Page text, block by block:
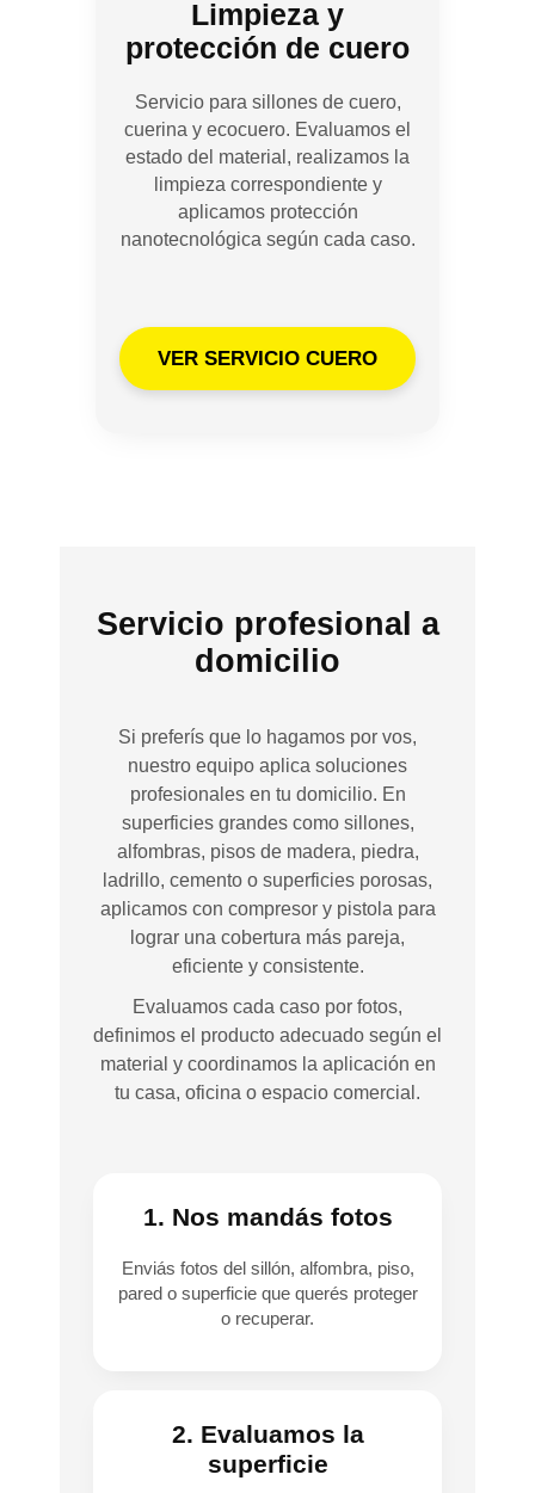
Limpieza y
protección de cuero
Servicio para sillones de cuero,
cuerina y ecocuero. Evaluamos el
estado del material, realizamos la
limpieza correspondiente y
aplicamos protección
nanotecnológica según cada caso.
VER SERVICIO CUERO
Servicio profesional a
domicilio
Si preferís que lo hagamos por vos,
nuestro equipo aplica soluciones
profesionales en tu domicilio. En
superficies grandes como sillones,
alfombras, pisos de madera, piedra,
ladrillo, cemento o superficies porosas,
aplicamos con compresor y pistola para
lograr una cobertura más pareja,
eficiente y consistente.
Evaluamos cada caso por fotos,
definimos el producto adecuado según el
material y coordinamos la aplicación en
tu casa, oficina o espacio comercial.
1. Nos mandás fotos
Enviás fotos del sillón, alfombra, piso,
pared o superficie que querés proteger
o recuperar.
2. Evaluamos la
superficie